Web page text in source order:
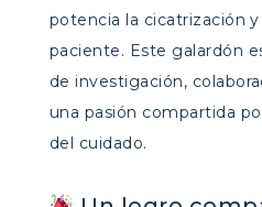
potencia la cicatrización
paciente. Este galardón
de investigación,
una pasión compartida
del cuidado.